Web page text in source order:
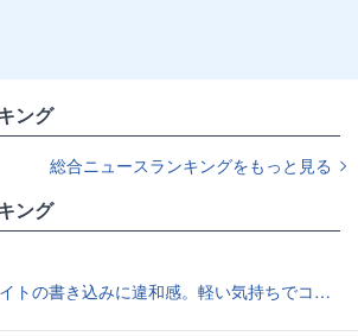
ング
総合ニュースランキングをもっと見る
ング
アダルトサイトの書き込みに違和感。軽い気持ちでコメントしてみると…／近畿地方のある場所について（1）